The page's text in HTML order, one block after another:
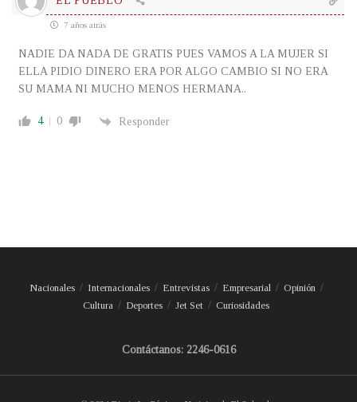
7 años atrás
NADIE DA NADA DE GRATIS PUES VAMOS A LA MUJER SI
ELLA PIDIO DINERO ERA POR ALGO CAMBIO SI NO ERA
SU MAMA NI MUCHO MENOS HERMANA..
4 0 Responder
Nacionales Internacionales Entrevistas Empresarial
Opinión
Cultura
Deportes Jet Set Curiosidades
Contáctanos: 2246-0616